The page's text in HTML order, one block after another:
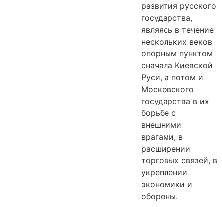
развития русского
государства,
являясь в течение
нескольких веков
опорным пунктом
сначала Киевской
Руси, а потом и
Московского
государства в их
борьбе с
внешними
врагами, в
расширении
торговых связей, в
укреплении
экономики и
обороны.